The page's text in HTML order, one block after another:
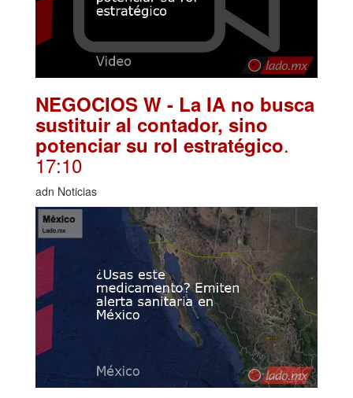
NEGOCIOS W - La IA no busca
sustituir al contador, sino
potenciar su rol estratégico.
17:10
adn Noticias